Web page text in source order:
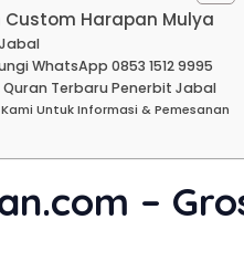
Custom Harapan Mulya
WhatsApp 0853 1512 9995
Terbaru Penerbit Jabal
Untuk Informasi & Pemesanan
–